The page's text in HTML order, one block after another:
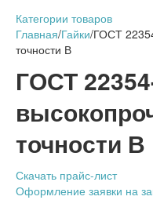
Категории товаров
Главная/Гайки/ГОСТ
точности В
ГОСТ
точности В
Скачать прайс-лист
Оформление заявки на